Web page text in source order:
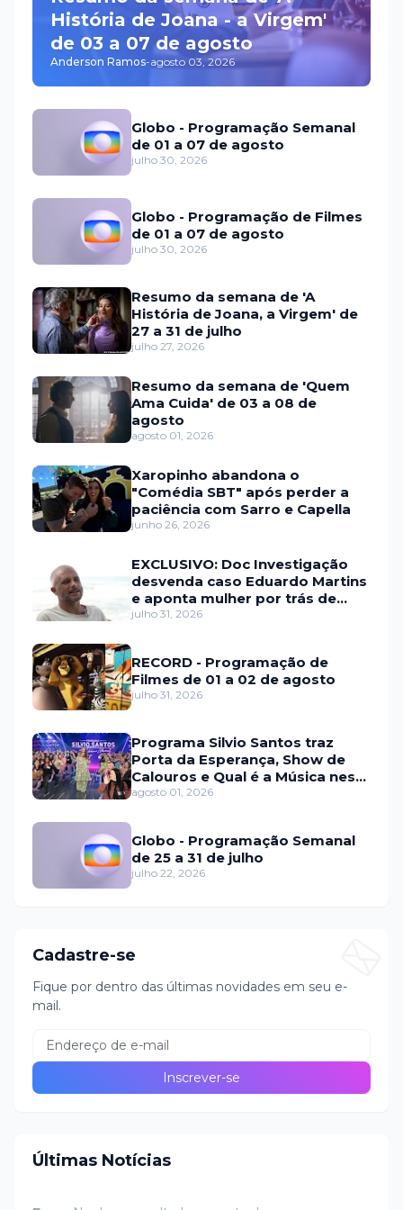
História de Joana - a Virgem'
de 03 a 07 de agosto
Anderson Ramos-agosto 03, 2026
Globo - Programação Semanal
de 01 a 07 de agosto
julho 30, 2026
Globo - Programação de Filmes
de 01 a 07 de agosto
julho 30, 2026
Resumo da semana de 'A
História de Joana, a Virgem' de
27 a 31 de julho
julho 27, 2026
Resumo da semana de 'Quem
Ama Cuida' de 03 a 08 de
agosto
agosto 01, 2026
Xaropinho abandona o
"Comédia SBT" após perder a
paciência com Sarro e Capella
junho 26, 2026
EXCLUSIVO: Doc Investigação
desvenda caso Eduardo Martins
e aponta mulher por trás de
fraude internacional
julho 31, 2026
RECORD - Programação de
Filmes de 01 a 02 de agosto
julho 31, 2026
Programa Silvio Santos traz
Porta da Esperança, Show de
Calouros e Qual é a Música neste
domingo (2)
agosto 01, 2026
Globo - Programação Semanal
de 25 a 31 de julho
julho 22, 2026
Cadastre-se
Fique por dentro das últimas novidades em seu e-
mail.
Últimas Notícias